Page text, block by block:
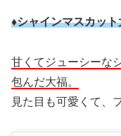
♦シャインマスカット
甘くてジューシーな
包んだ大福。
見た目も可愛くて、